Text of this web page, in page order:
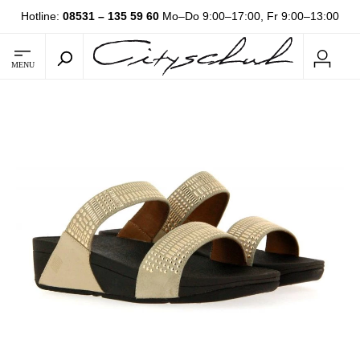
Hotline: 08531 – 135 59 60 Mo–Do 9:00–17:00, Fr 9:00–13:00
MENU